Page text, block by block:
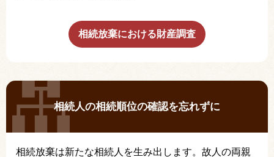
相続放棄における財産調査
相続人の相続順位の確認を忘れずに
相続放棄は新たな相続人を生み出します。故人の両親